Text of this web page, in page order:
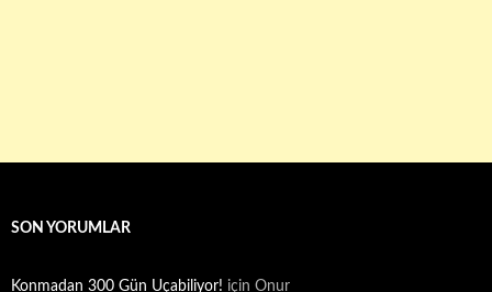
SON YORUMLAR
Konmadan 300 Gün Uçabiliyor! için Onur